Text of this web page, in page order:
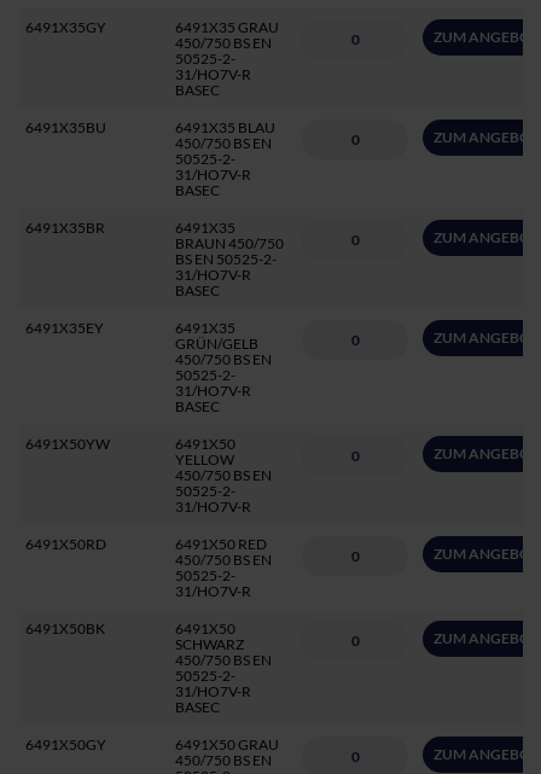
6491X35GY
6491X35 GRAU
450/750 BS EN
50525-2-
31/HO7V-R
BASEC
ZUM
6491X35BU
6491X35 BLAU
450/750 BS EN
50525-2-
31/HO7V-R
BASEC
ZUM
6491X35BR
6491X35
BRAUN 450/750
BS EN 50525-2-
31/HO7V-R
BASEC
ZUM
6491X35EY
6491X35
GRÜN/GELB
450/750 BS EN
50525-2-
31/HO7V-R
BASEC
ZUM
6491X50YW
6491X50
YELLOW
450/750 BS EN
50525-2-
31/HO7V-R
ZUM
6491X50RD
6491X50 RED
450/750 BS EN
50525-2-
31/HO7V-R
ZUM
6491X50BK
6491X50
SCHWARZ
450/750 BS EN
50525-2-
31/HO7V-R
BASEC
ZUM
6491X50GY
6491X50 GRAU
450/750 BS EN
ZUM